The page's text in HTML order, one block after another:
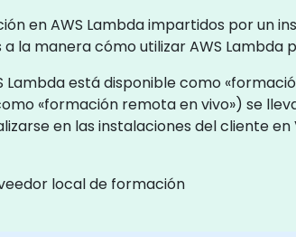
en AWS Lambda impartidos por
la manera cómo utilizar AWS
Lambda está disponible como
«formación remota en vivo») se
en las instalaciones del cliente
local de formación